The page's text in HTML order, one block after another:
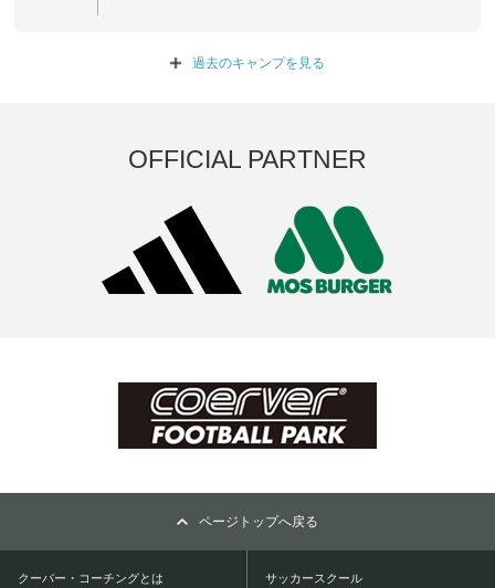
過去のキャンプを 見る
OFFICIAL PARTNER
ページトップへ戻る
クーバー・コーチングとは サッカースクール